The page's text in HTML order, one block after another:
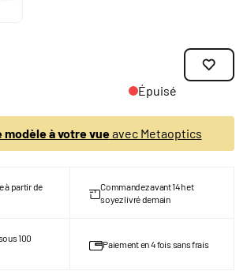
Épuisé
modèle à votre vueavec Metaoptics
à partir de
Commandez avant 14h et
soyez livré demain
100
Paiement en 4 fois sans frais